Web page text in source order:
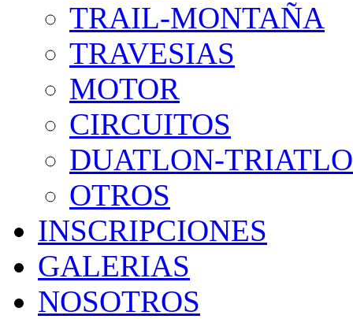
TRAIL-MONTAÑA
TRAVESIAS
MOTOR
CIRCUITOS
DUATLON-
OTROS
INSCRIPCIONES
GALERIAS
NOSOTROS